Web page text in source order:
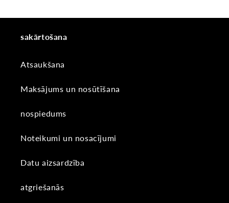
sakārtošana
Atsaukšana
Maksājums un nosūtīšana
nospiedums
Noteikumi un nosacījumi
Datu aizsardzība
atgriešanās